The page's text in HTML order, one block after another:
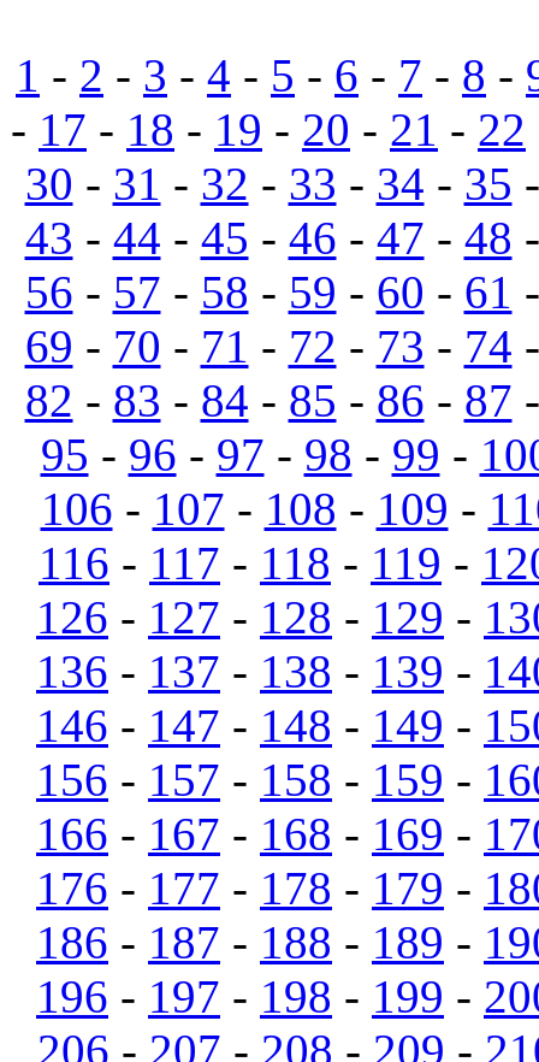
1 - 2 - 3 - 4 - 5 - 6 - 7 - 8 -
- 17 - 18 - 19 - 20 - 21 - 22
30 - 31 - 32 - 33 - 34 - 35
43 - 44 - 45 - 46 - 47 - 48
56 - 57 - 58 - 59 - 60 - 61
69 - 70 - 71 - 72 - 73 - 74
82 - 83 - 84 - 85 - 86 - 87
95 - 96 - 97 - 98 - 99 -
106 - 107 - 108 - 109 -
116 - 117 - 118 - 119 -
126 - 127 - 128 - 129 -
136 - 137 - 138 - 139 -
146 - 147 - 148 - 149 -
156 - 157 - 158 - 159 -
166 - 167 - 168 - 169 -
176 - 177 - 178 - 179 -
186 - 187 - 188 - 189 -
196 - 197 - 198 - 199 -
206 - 207 - 208 - 209 -